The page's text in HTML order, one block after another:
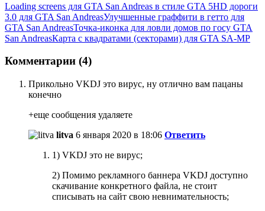
Loading screens для GTA San Andreas в стиле GTA 5HD дороги
3.0 для GTA San AndreasУлучшенные граффити в гетто для
GTA San AndreasТочка-иконка для ловли домов по госу GTA
San AndreasКарта с квадратами (секторами) для GTA SA-MP
Комментарии (4)
Прикольно VKDJ это вирус, ну отлично вам пацаны
конечно
+еще сообщения удаляете
litva 6 января 2020 в 18:06 Ответить
1) VKDJ это не вирус;
2) Помимо рекламного баннера VKDJ доступно
скачивание конкретного файла, не стоит
списывать на сайт свою невнимательность;